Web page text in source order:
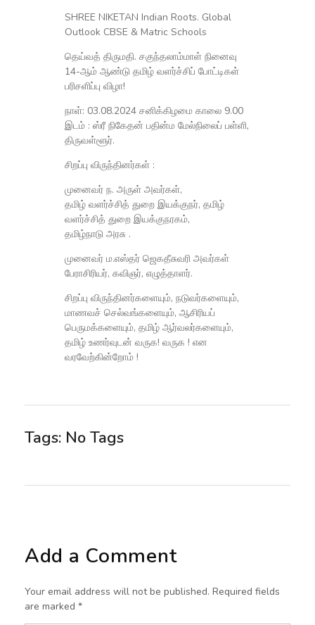
SHREE NIKETAN Indian Roots. Global
Outlook CBSE & Matric Schools
தெய்வத் திருமதி. சகுந்தலாம்மாள் நினைவு
14-ஆம் ஆண்டு தமிழ் வளர்ச்சிப் போட்டிகள்
பரிசளிப்பு விழா!
நாள்: 03.08.2024 சனிக்கிழமை காலை 9.00
இடம் : ஸ்ரீ நிகேதன் பதின்ம மேல்நிலைப் பள்ளி,
திருவள்ளூர்.
சிறப்பு விருந்தினர்கள் :
முனைவர் ந. அருள் அவர்கள்,
தமிழ் வளர்ச்சித் துறை இயக்குநர், தமிழ்
வளர்ச்சித் துறை இயக்குநரகம்,
தமிழ்நாடு அரசு .
முனைவர் ம.எஸ்தர் ஜெகதீசுவரி அவர்கள்
பேராசிரியர், கவிஞர், எழுத்தாளர்.
சிறப்பு விருந்தினர்களையும், நடுவர்களையும்,
மாணவச் செல்வங்களையும், ஆசிரியப்
பெருமக்களையும், தமிழ் ஆர்வலர்களையும்,
தமிழ் உணர்வுடன் வருக! வருக ! என
வரவேற்கின்றோம் !
Tags: No Tags
Add a Comment
Your email address will not be published. Required fields
are marked *